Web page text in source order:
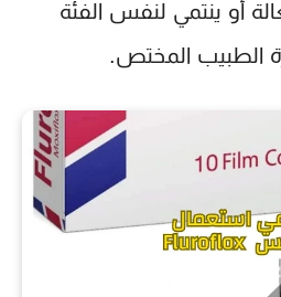
أو ينتمي لنفس الفئة
الطبيب المختص.